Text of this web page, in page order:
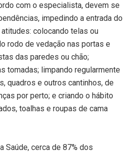
com o especialista, devem se
impedindo a entrada do
colocando telas ou
rodo de vedação nas portas e
das paredes ou chão;
tomadas; limpando regularmente
quadros e outros cantinhos, de
por perto; e criando o hábito
toalhas e roupas de cama
Saúde, cerca de 87% dos